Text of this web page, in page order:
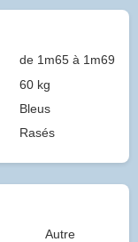
de 1m65 à 1m69
60 kg
Bleus
Rasés
Autre